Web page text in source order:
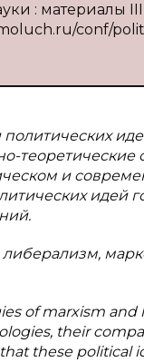
: материалы
conf/
теоретические
и
идей
of marxism and
their
these political